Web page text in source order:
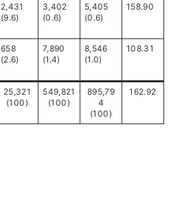
2,431
(9.6)
3,402
(0.6)
5,405
(0.6)
158.90
658
(2.6)
7,890
(1.4)
8,546
(1.0)
108.31
25,321
(100)
549,821
(100)
895,79
4
(100)
162.92